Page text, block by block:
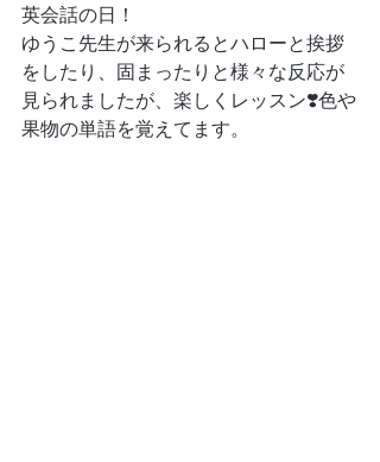
英会話の日！
ゆうこ先生が来られるとハローと挨拶
をしたり、固まったりと様々な反応が
見られましたが、楽しくレッスン❣️色や
果物の単語を覚えてます。